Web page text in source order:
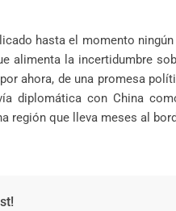
hasta el momento
alimenta la incertidumbre
ahora, de una promesa
diplomática con China
región que lleva meses al